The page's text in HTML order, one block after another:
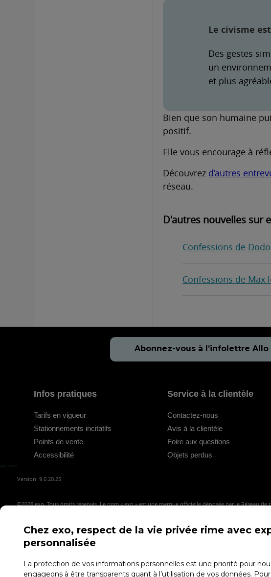
Le civisme
Des gestes
un
et plus
Bien que son humaine
positif.
Elle vous encourage à
Découvrez d’autres
réseau.
D'autres nouvelles sur
Confessions de
Confessions de Max
Abonnez-vous à l’infolettre
Infos pratiques
Tarifs en vigueur
Stationnements incitatifs
Points de vente
Accessibilité
Service à la clientèle
Contactez-nous
Avis à la clientèle
Foire aux questions
Objets perdus
yazu YAZU
Version: 9.0.20.25
©2026exo, Tous droits réservés. Le nom « exo » est une marque officielle déposée par le Réseau
Chez exo, respect de la vie privée rime avec
personnalisée
La protection de vos informations personnelles est une priorité pour
engageons à être transparents quant à l’utilisation de vos données.